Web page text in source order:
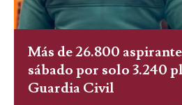
Más de 26.800
sábado por solo 3.240
Guardia Civil